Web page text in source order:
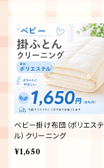
ベビー掛け布団（ポリエステ
ル）クリーニング
¥1,650